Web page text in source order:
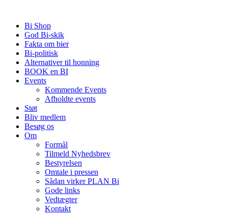
indholdBi Shop
God Bi-skik
Fakta om bier
Bi-politisk
Alternativer til honning
BOOK en BI
Events
Kommende Events
Afholdte events
Støt
Bliv medlem
Besøg os
Om
Formål
Tilmeld Nyhedsbrev
Bestyrelsen
Omtale i pressen
Sådan virker PLAN Bi
Gode links
Vedtægter
Kontakt